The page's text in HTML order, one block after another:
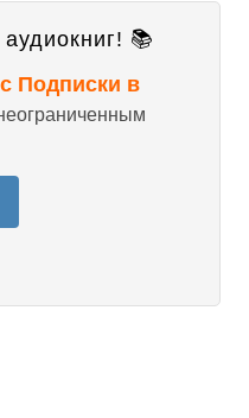
📚
Подписки в